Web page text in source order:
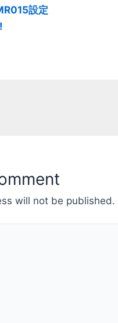
設定
will not be published.